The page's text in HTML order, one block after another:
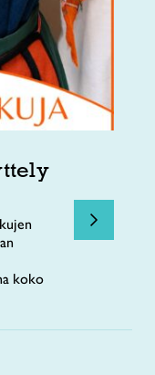
koko